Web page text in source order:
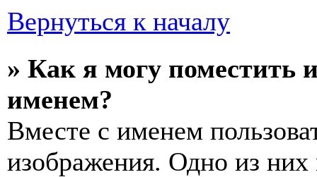
Вернуться к началу
» Как я могу поместить
именем?
Вместе с именем
изображения. Одно из